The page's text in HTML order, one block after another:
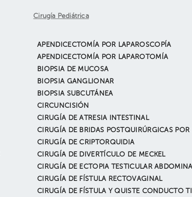
Cirugía Pediátrica
APENDICECTOMÍA POR LAPAROSCOPÍA
APENDICECTOMÍA POR LAPAROTOMÍA
BIOPSIA DE MUCOSA
BIOPSIA GANGLIONAR
BIOPSIA SUBCUTÁNEA
CIRCUNCISIÓN
CIRUGÍA DE ATRESIA INTESTINAL
CIRUGÍA DE CRIPTORQUIDIA
CIRUGÍA DE DIVERTÍCULO DE MECKEL
CIRUGÍA DE FÍSTULA RECTOVAGINAL